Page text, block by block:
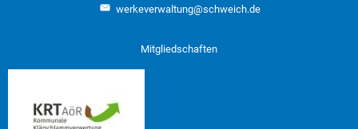
werkeverwaltung@schweich.de
Mitgliedschaften